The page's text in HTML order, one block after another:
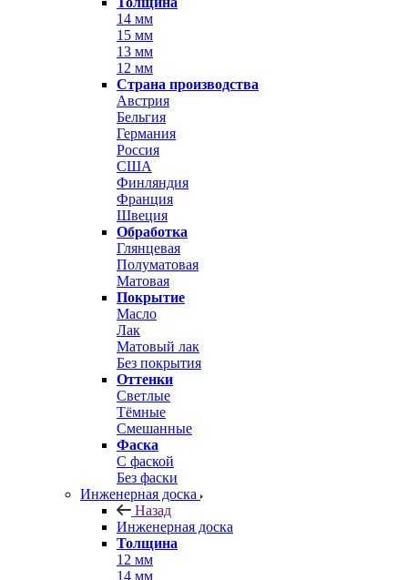
14 мм
15 мм
13 мм
12 мм
Страна производства
Австрия
Бельгия
Германия
Россия
США
Финляндия
Франция
Швеция
Обработка
Глянцевая
Полуматовая
Матовая
Покрытие
Масло
Лак
Матовый лак
Без покрытия
Оттенки
Светлые
Тёмные
Смешанные
Фаска
С фаской
Без фаски
Инженерная доска
Назад
Инженерная доска
Толщина
12 мм
14 мм